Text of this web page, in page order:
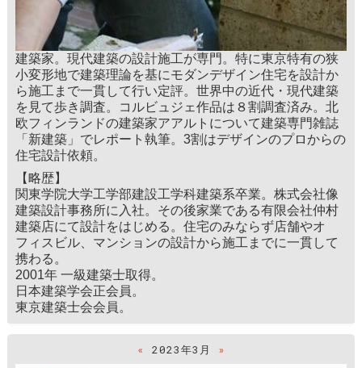
建築家。現代建築の設計施工が専門。特に東京特有の狭
小変形地で建築理論を基にモダンデザイン住宅を設計か
ら施工まで一貫して行い定評。世界中の近代・現代建築
を見て歩き調査。コルビュジェ作品は８割調査済み。北
欧フィンランドの建築家アアルトについて建築専門雑誌
「新建築」でレポート執筆。3割はデザインのプロからの
住宅設計依頼。
【略歴】
関東学院大学工学部建設工学科建築系卒業。株式会社像
建築設計事務所に入社。その後家業である有限会社仲村
建築店にて設計をはじめる。住宅のみならず店舗やオ
フィスビル、マンションの設計から施工までに一貫して
携わる。
2001年 一級建築士取得。
日本建築学会正会員。
東京建築士会会員。
« 2023年3月
»